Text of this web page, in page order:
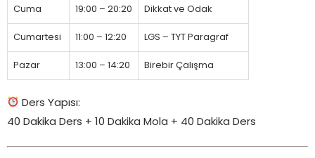
Cuma 19:00 – 20:20 Dikkat ve Odak
Cumartesi 11:00 – 12:20 LGS – TYT Paragraf
Pazar 13:00 – 14:20 Birebir Çalışma
Ders Yapısı:
40 Dakika Ders + 10 Dakika Mola + 40 Dakika Ders